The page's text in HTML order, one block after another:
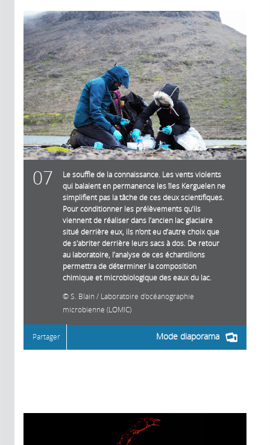
07
Le souffle de la connaissance. Les vents violents
qui balaient en permanence les îles Kerguelen ne
simplifient pas la tâche de ces deux scientifiques.
Pour conditionner les prélèvements qu’ils
viennent de réaliser dans l’ancien lac glaciaire
situé derrière eux, ils n’ont eu d’autre choix que
de s'abriter derrière leurs sacs à dos. De retour
au laboratoire, l’analyse de ces échantillons
permettra de déterminer la composition
chimique et microbiologique des eaux du lac.
S. Blain / Laboratoire d’océanographie
microbienne (LOMIC)
Mode diaporama
Partager